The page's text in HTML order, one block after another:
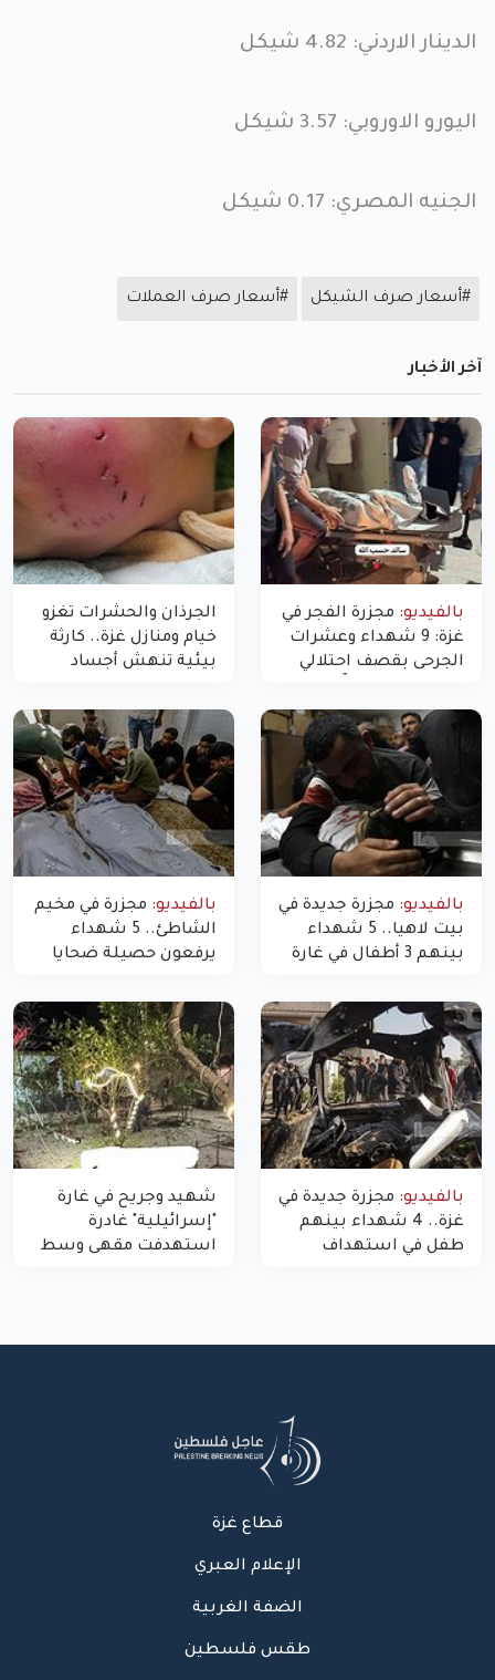
الدينار الاردني: 4.82 شيكل
اليورو الاوروبي: 3.57 شيكل
الجنيه المصري: 0.17 شيكل
#أسعار صرف الشيكل #أسعار صرف العملات
آخر الأخبار
بالفيديو: مجزرة الفجر في
غزة: 9 شهداء وعشرات
الجرحى بقصف احتلالي
الجرذان والحشرات تغزو
خيام ومنازل غزة.. كارثة
بيئية تنهش أجساد
بالفيديو: مجزرة جديدة في
بيت لاهيا.. 5 شهداء
بينهم 3 أطفال في غارة
غزة
بالفيديو: مجزرة في مخيم
الشاطئ.. 5 شهداء
يرفعون حصيلة ضحايا
بالفيديو: مجزرة جديدة في
غزة.. 4 شهداء بينهم
طفل في استهداف
شهيد وجريح في غارة
"إسرائيلية" غادرة
استهدفت مقهى وسط
قطاع غزة
الإعلام العبري
الضفة الغربية
طقس فلسطين